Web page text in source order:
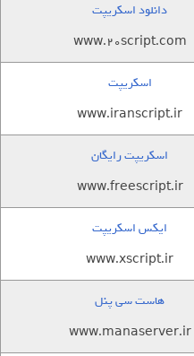
دانلود اسکریپت
www.20script.com
اسکریپت
www.iranscript.ir
اسکریپت رایگان
www.freescript.ir
ایکس اسکریپت
www.xscript.ir
هاست سی پنل
www.manaserver.ir